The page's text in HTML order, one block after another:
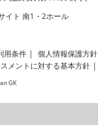
イト 南1・2ホール
用条件 個人情報保護方針
メントに対する基本方針
GK